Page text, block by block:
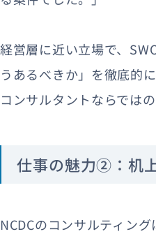
経営層に近い立場で、
うあるべきか」を徹底的
コンサルタントならではの
仕事の魅力②：机
NCDCのコンサルティン